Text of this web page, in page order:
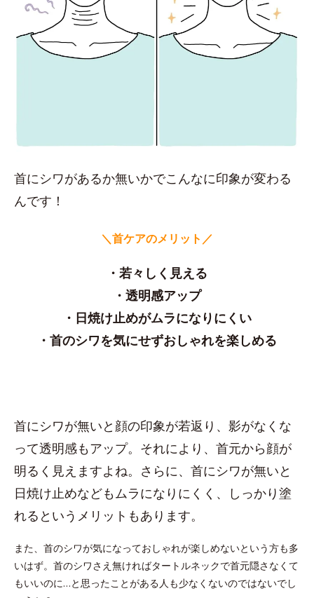
首にシワがあるか無いかでこんなに印象が変わる
んです！
＼首ケアのメリット／
・若々しく見える
・透明感アップ
・日焼け止めがムラになりにくい
・首のシワを気にせずおしゃれを楽しめる
首にシワが無いと顔の印象が若返り、影がなくな
って透明感もアップ。それにより、首元から顔が
明るく見えますよね。さらに、首にシワが無いと
日焼け止めなどもムラになりにくく、しっかり塗
れるというメリットもあります。
また、首のシワが気になっておしゃれが楽しめないという方も多
いはず。首のシワさえ無ければタートルネックで首元隠さなくて
もいいのに…と思ったことがある人も少なくないのではないでし